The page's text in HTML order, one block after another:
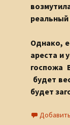
реальный
Однако,
ареста и
госпожа
будет
будет